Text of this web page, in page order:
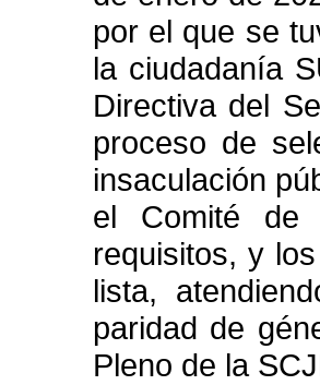
por el que se
la ciudadanía
Directiva del
proceso de
insaculación
el
Comité de
requisitos, y los
lista,
paridad de
Pleno de la